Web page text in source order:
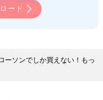
ード
ーソンでしか買えない！もっ